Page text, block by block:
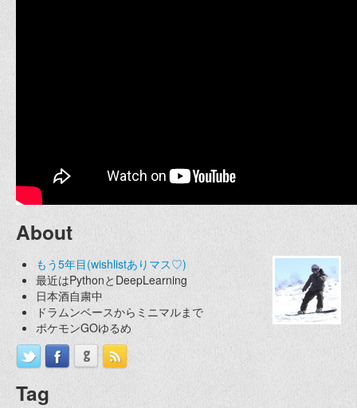
About
もう5年目(wishlistありマス♡)
最近はPythonとDeepLearning
日本酒自粛中
ドラムンベースからミニマルまで
ポケモンGOゆるめ
Tag